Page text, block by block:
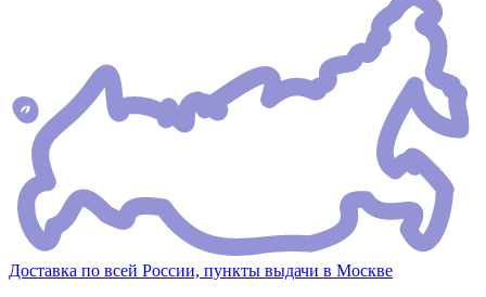
Доставка по всей России, пункты выдачи в Москве